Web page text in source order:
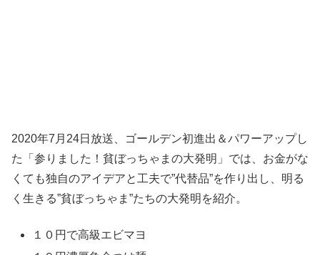
2020年7月24日放送、ゴールデン初進出＆パワーアップし
た「参りました！貧ぼっちゃまの大発明」では、お金がな
くても独自のアイデアと工夫で”代替品”を作り出し、明る
く生きる”貧ぼっちゃま”たちの大発明を紹介。
１０円で高級エビマヨ